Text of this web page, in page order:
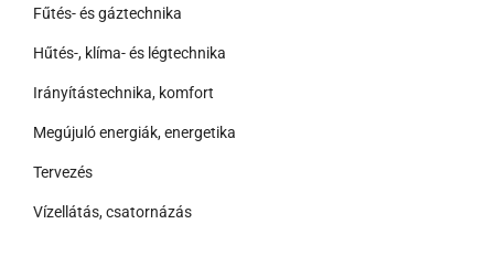
Fűtés- és gáztechnika
Hűtés-, klíma- és légtechnika
Irányítástechnika, komfort
Megújuló energiák, energetika
Tervezés
Vízellátás, csatornázás